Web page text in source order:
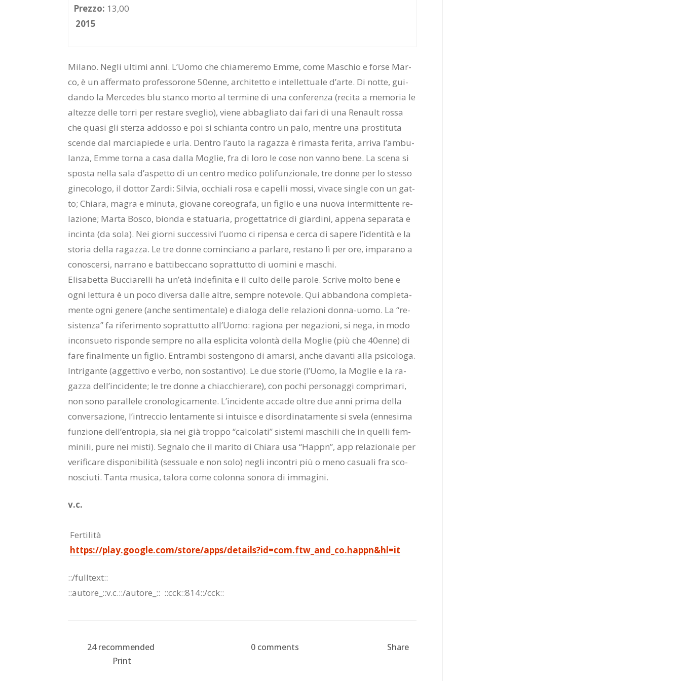
Prezzo: 13,00
2015
Mi­la­no. Ne­gli ul­ti­mi anni. L’Uo­mo che chia­me­re­mo Emme, come Ma­schio e for­se Mar­
co, è un af­fer­ma­to pro­fes­so­ro­ne 50en­ne, ar­chi­tet­to e in­tel­let­tua­le d’ar­te. Di not­te, gui­
dan­do la Mer­ce­des blu stan­co mor­to al ter­mi­ne di una con­fe­ren­za (re­ci­ta a me­mo­ria le
al­tez­ze del­le tor­ri per re­sta­re sve­glio), vie­ne ab­ba­glia­to dai fari di una Re­nault ros­sa
che qua­si gli ster­za ad­dos­so e poi si schian­ta con­tro un palo, men­tre una pro­sti­tu­ta
scen­de dal mar­cia­pie­de e urla. Den­tro l’au­to la ra­gaz­za è ri­ma­sta fe­ri­ta, ar­ri­va l’am­bu­
lan­za, Emme tor­na a casa dal­la Mo­glie, fra di loro le cose non van­no bene. La sce­na si
spo­sta nel­la sala d’a­spet­to di un cen­tro me­di­co po­li­fun­zio­na­le, tre don­ne per lo stes­so
gi­ne­co­lo­go, il dot­tor Zar­di: Sil­via, oc­chia­li rosa e ca­pel­li mos­si, vi­va­ce sin­gle con un gat­
to; Chia­ra, ma­gra e mi­nu­ta, gio­va­ne co­reo­gra­fa, un fi­glio e una nuo­va in­ter­mit­ten­te re­
la­zio­ne; Mar­ta Bo­sco, bion­da e sta­tua­ria, pro­get­ta­tri­ce di giar­di­ni, ap­pe­na se­pa­ra­ta e
in­cin­ta (da sola). Nei gior­ni suc­ces­si­vi l’uo­mo ci ri­pen­sa e cer­ca di sa­pe­re l’i­den­ti­tà e la
sto­ria del­la ra­gaz­za. Le tre don­ne co­min­cia­no a par­la­re, re­sta­no lì per ore, im­pa­ra­no a
co­no­scer­si, nar­ra­no e bat­ti­bec­ca­no so­prat­tut­to di uo­mi­ni e ma­schi.
Eli­sa­bet­ta Buc­cia­rel­li ha un’e­tà in­de­fi­ni­ta e il cul­to del­le pa­ro­le. Scri­ve mol­to bene e
ogni let­tu­ra è un poco di­ver­sa dal­le al­tre, sem­pre no­te­vo­le. Qui ab­ban­do­na com­ple­ta­
men­te ogni ge­ne­re (an­che sen­ti­men­ta­le) e dia­lo­ga del­le re­la­zio­ni don­na-uomo. La “re­
si­sten­za” fa ri­fe­ri­men­to so­prat­tut­to al­l’Uo­mo: ra­gio­na per ne­ga­zio­ni, si nega, in modo
in­con­sue­to ri­spon­de sem­pre no alla espli­ci­ta vo­lon­tà del­la Mo­glie (più che 40en­ne) di
fare fi­nal­men­te un fi­glio. En­tram­bi so­sten­go­no di amar­si, an­che da­van­ti alla psi­co­lo­ga.
In­tri­gan­te (ag­get­ti­vo e ver­bo, non so­stan­ti­vo). Le due sto­rie (l’Uo­mo, la Mo­glie e la ra­
gaz­za del­l’in­ci­den­te; le tre don­ne a chiac­chie­ra­re), con po­chi per­so­nag­gi com­pri­ma­ri,
non sono pa­ral­le­le cro­no­lo­gi­ca­men­te. L’in­ci­den­te ac­ca­de ol­tre due anni pri­ma del­la
con­ver­sa­zio­ne, l’in­trec­cio len­ta­men­te si in­tui­sce e di­sor­di­na­ta­men­te si sve­la (en­ne­si­ma
fun­zio­ne del­l’en­tro­pia, sia nei già trop­po “cal­co­la­ti” si­ste­mi ma­schi­li che in quel­li fem­
mi­ni­li, pure nei mi­sti). Se­gna­lo che il ma­ri­to di Chia­ra usa “Happn”, app re­la­zio­na­le per
ve­ri­fi­ca­re di­spo­ni­bi­li­tà (ses­sua­le e non solo) ne­gli in­con­tri più o meno ca­sua­li fra sco­
no­sciu­ti. Tan­ta mu­si­ca, ta­lo­ra come co­lon­na so­no­ra di im­ma­gi­ni.
v.c.
Fer­ti­li­tà
https://play.google.com/store/apps/details?id=com.ftw_and_co.happn&hl=it
::/full­text::
::au­to­re_::v.c.::/​au­to­re_:: ::cck::814::/​cck::
24recommended 0 comments
Share
Print